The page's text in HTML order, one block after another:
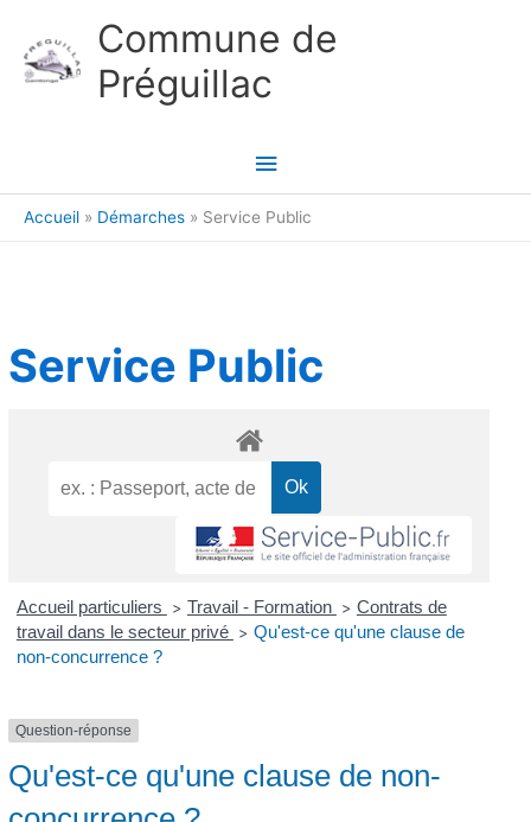
Commune de
Préguillac
Menu
principal
Accueil Démarches Service Public
Service Public
Accueil particuliers > Travail - Formation > Contrats de
travail dans le secteur privé > Qu'est-ce qu'une clause de
non-concurrence ?
Question-réponse
Qu'est-ce qu'une clause de non-